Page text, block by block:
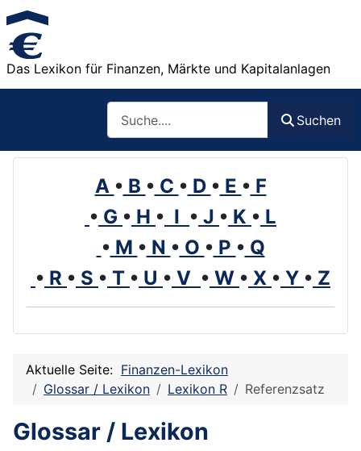
Das Lexikon für Finanzen, Märkte und Kapitalanlagen
Suchen
A • B • C • D • E • F
• G • H • I • J • K • L
• M • N • O • P • Q
• R • S • T • U • V • W • X • Y • Z
Aktuelle Seite: Finanzen-Lexikon
Glossar / Lexikon
Lexikon R Referenzsatz
Glossar / Lexikon